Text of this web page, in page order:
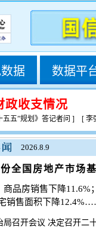
据 数据平
政收支情况
五”规划》答记者问 ] [ 李
2026.8.9
全国房地产市场
商品房销售下降11.6%
销售面积下降12.4%
局召开会议 决定召开二